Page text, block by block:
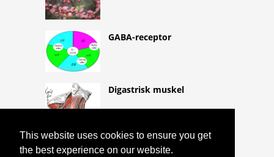
This website uses cookies to ensure you get
the best experience on our website.
GABA-receptor
Digastrisk muskel